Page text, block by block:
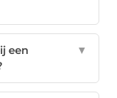
een
▼